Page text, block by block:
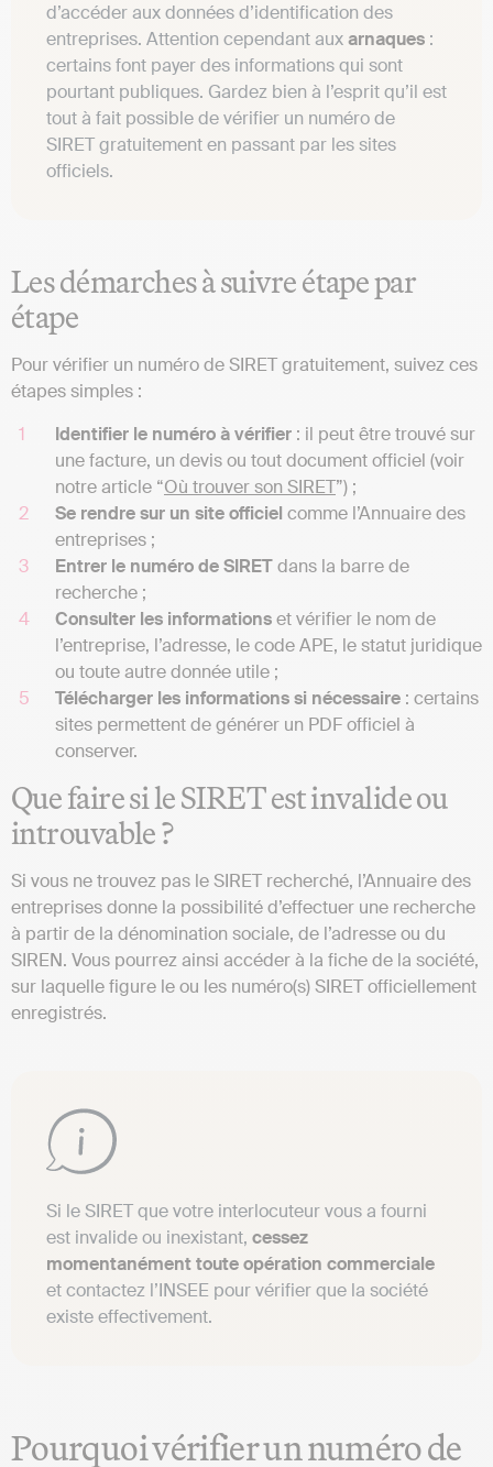
d’accéder aux données d’identification des
entreprises. Attention cependant auxarnaques :
certains font payer des informations qui sont
pourtant publiques. Gardez bien à l’esprit qu’il est
tout à fait possible de vérifier un numéro de
SIRET gratuitement en passant par les sites
officiels.
Les démarches à suivre étape par
étape
Pour vérifier un numéro de SIRET gratuitement, suivez ces
étapes simples :
Identifier le numéro à vérifier : il peut être trouvé sur
une facture, un devis ou tout document officiel (voir
notre article “Où trouver son SIRET”) ;
Se rendre sur un site officiel comme l’Annuaire des
entreprises ;
Entrer le numéro de SIRETdans la barre de
recherche ;
Consulter les informationset vérifier le nom de
l’entreprise, l’adresse, le code APE, le statut juridique
ou toute autre donnée utile ;
Télécharger les informations si nécessaire : certains
sites permettent de générer un PDF officiel à
conserver.
Que faire si le SIRET est invalide ou
introuvable ?
Si vous ne trouvez pas le SIRET recherché, l’Annuaire des
entreprises donne la possibilité d’effectuer une recherche
à partir de la dénomination sociale, de l’adresse ou du
SIREN. Vous pourrez ainsi accéder à la fiche de la société,
sur laquelle figure le ou les numéro(s) SIRET officiellement
enregistrés.
Si le SIRET que votre interlocuteur vous a fourni
est invalide ou inexistant, cessez
momentanément toute opération commerciale
et contactez l’INSEE pour vérifier que la société
existe effectivement.
Pourquoi vérifier un numéro de